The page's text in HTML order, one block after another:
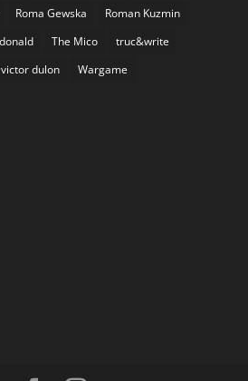
Roma Gewska
Roman Kuzmin
The Mico
truc&write
victor dulon
Wargame